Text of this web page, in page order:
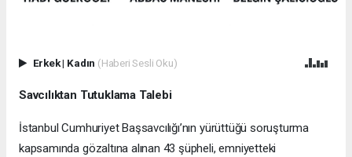
Erkek| Kadın (Haberi Sesli Oku)
Savcılıktan Tutuklama Talebi
İstanbul Cumhuriyet Başsavcılığı’nın yürüttüğü soruşturma
kapsamında gözaltına alınan 43 şüpheli, emniyetteki